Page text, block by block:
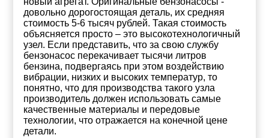
довольно дорогостоящая деталь, их средняя
стоимость 5-6 тысяч рублей. Такая стоимость
объясняется просто – это высокотехнологичный
узел. Если представить, что за свою службу
бензонасос перекачивает тысячи литров
бензина, подвергаясь при этом воздействию
вибрации, низких и высоких температур, то
понятно, что для производства такого узла
производитель должен использовать самые
качественные материалы и передовые
технологии, что отражается на конечной цене
детали.